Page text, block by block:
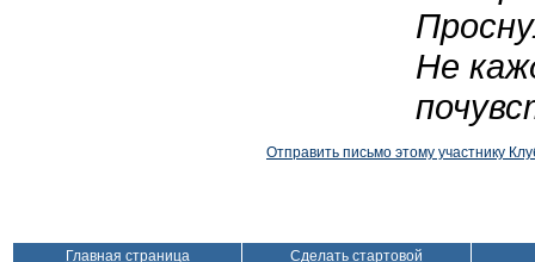
Не
Отправить письмо этому участнику
Главная страница Сделать стартовой